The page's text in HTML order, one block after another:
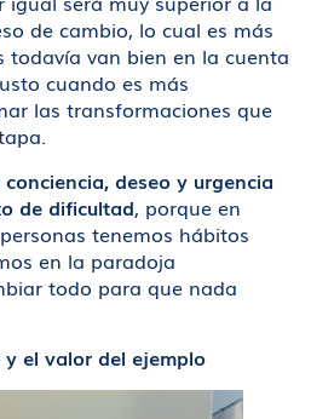
de cambio, lo cual es más
todavía van bien en la cuenta
cuando es más
las transformaciones que
deseo y urgencia
de dificultad, porque en
tenemos hábitos
en la paradoja
todo para que nada
el valor del ejemplo